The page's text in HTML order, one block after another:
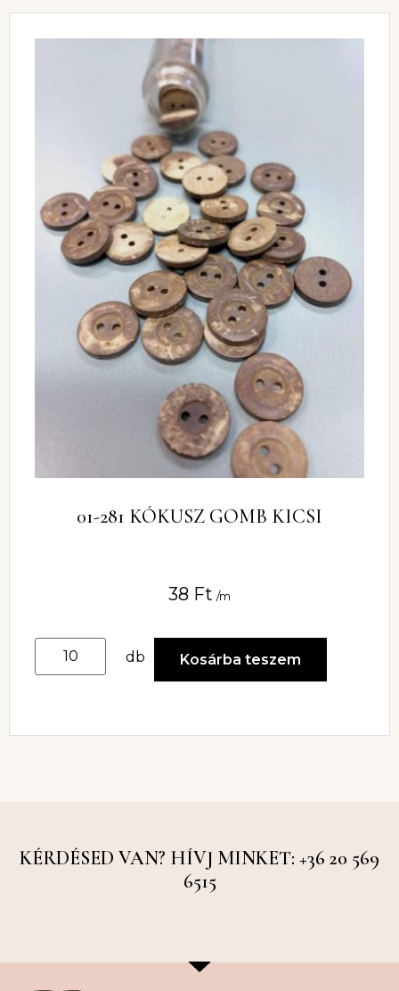
01-281 KÓKUSZ GOMB KICSI
38 Ft /m
db Kosárba teszem
KÉRDÉSED VAN? HÍVJ MINKET: +36 20 569
6515